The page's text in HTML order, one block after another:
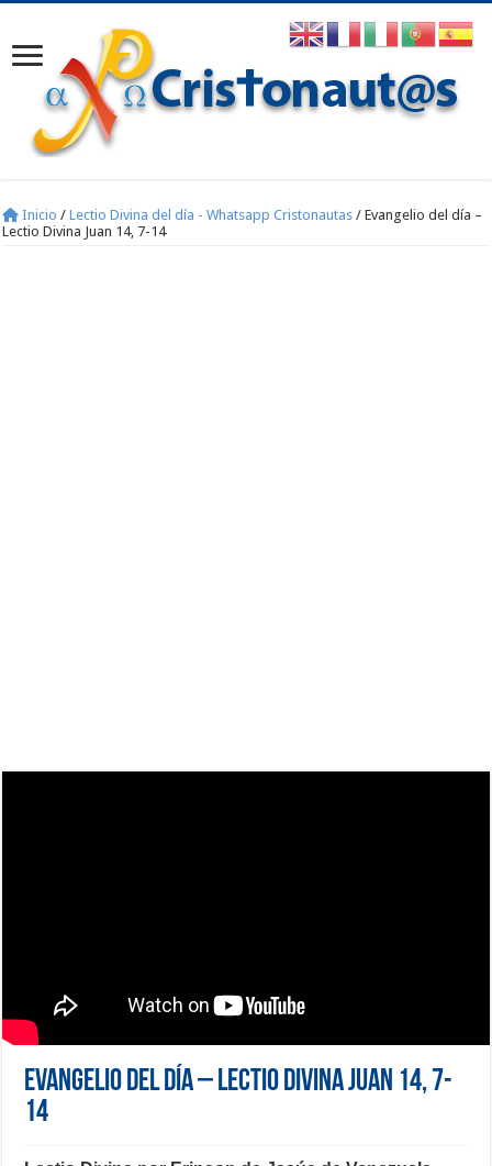
Inicio / Lectio Divina del día - Whatsapp Cristonautas / Evangelio del día –
Lectio Divina Juan 14, 7-14
Evangelio del día – Lectio Divina Juan 14, 7-
14